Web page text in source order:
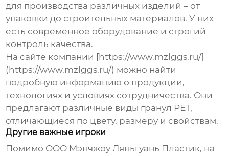
для производства различных изделий – от
упаковки до строительных материалов. У них
есть современное оборудование и строгий
контроль качества.
На сайте компании [https://www.mzlggs.ru/]
(https://www.mzlggs.ru/) можно найти
подробную информацию о продукции,
технологиях и условиях сотрудничества. Они
предлагают различные виды гранул PET,
отличающиеся по цвету, размеру и свойствам.
Другие важные игроки
Помимо ООО Мэнчжоу Ляньгуань Пластик, на